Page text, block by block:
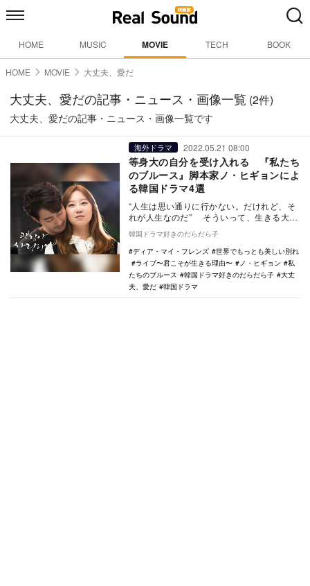
HOME MUSIC MOVIE TECH BOOK
HOME MOVIE 大丈夫、愛だ
大丈夫、愛だの記事・ニュース・画像一覧 (2件)
大丈夫、愛だの記事・ニュース・画像一覧です
海外ドラマ 2022.05.21 08:00
等身大の自分を受け入れる 『私たち
のブルース』脚本家ノ・ヒギョンによ
る韓国ドラマ4選
“人生は思い通りに行かない。だけれど、そ
れが人生なのだ” そういって、生きる大変
『私たち…
韓国ドラマ好きのだらだら子
ディア・マイ・フレンズ
世界でもっとも美しい別れ
ライブ〜君こそが生きる理由〜
ノ・ヒギョン
私
たちのブルース
韓国ドラマ好きのだらだら子
大丈
夫、愛だ
韓国ドラマ